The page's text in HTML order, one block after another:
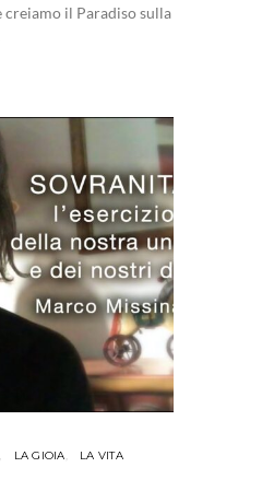
il Paradiso sulla
LA GIOIA LA VITA